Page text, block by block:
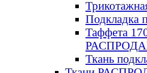
Подкладка
Таффета
Ткань